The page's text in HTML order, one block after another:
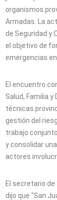
organismos
Armadas. La
de Seguridad y
el objetivo de
emergencias
El encuentro
Salud, Familia y
técnicas
gestión del
trabajo
y consolidar
actores
El secretario
dijo que "San